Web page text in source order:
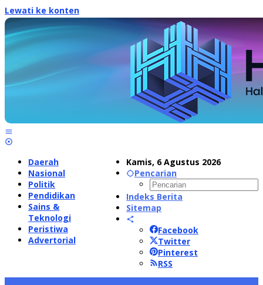
Lewati ke konten
Kamis, 6 Agustus 2026
Pencarian
Indeks Berita
Sitemap
Facebook
Twitter
Pinterest
RSS
Daerah
Nasional
Politik
Pendidikan
Sains &
Teknologi
Peristiwa
Advertorial